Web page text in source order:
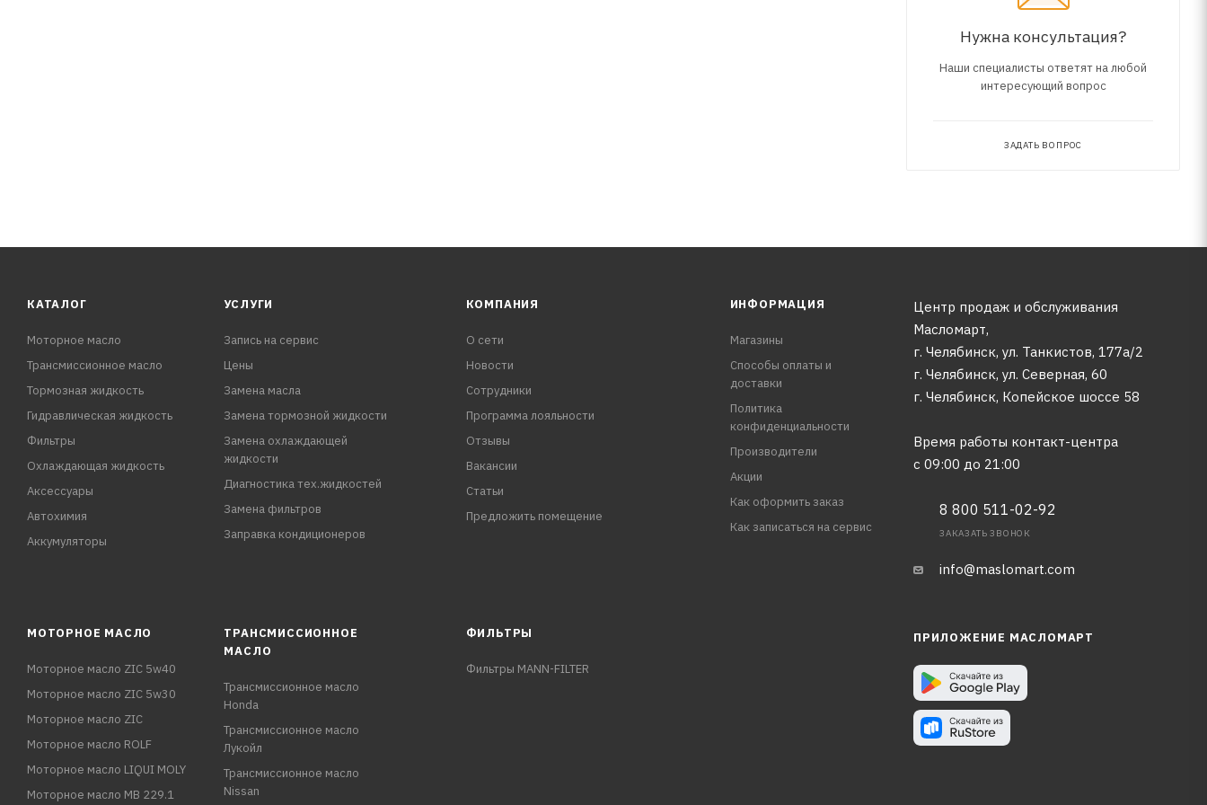
Нужна консультация?
Наши специалисты ответят на любой
интересующий вопрос
ЗАДАТЬ ВОПРОС
КАТАЛОГ
Моторное масло
Трансмиссионное масло
Тормозная жидкость
Гидравлическая жидкость
Фильтры
Охлаждающая жидкость
Аксессуары
Автохимия
Аккумуляторы
УСЛУГИ
Запись на сервис
Цены
Замена масла
Замена тормозной жидкости
Замена охлаждающей
жидкости
Диагностика тех.жидкостей
Замена фильтров
Заправка кондиционеров
КОМПАНИЯ
О сети
Новости
Сотрудники
Программа лояльности
Отзывы
Вакансии
Статьи
Предложить помещение
ИНФОРМАЦИЯ
Магазины
Способы оплаты и
доставки
Политика
конфиденциальности
Производители
Акции
Как оформить заказ
Как записаться на сервис
Центр продаж и обслуживания
Масломарт,
г. Челябинск, ул. Танкистов, 177а/2
г. Челябинск, ул. Северная, 60
г. Челябинск, Копейское шоссе 58
Время работы контакт-центра
с 09:00 до 21:00
8 800 511-02-92
ЗАКАЗАТЬ ЗВОНОК
info@maslomart.com
МОТОРНОЕ МАСЛО
Моторное масло ZIC 5w40
Моторное масло ZIC 5w30
Моторное масло ZIC
Моторное масло ROLF
Моторное масло LIQUI MOLY
Моторное масло MB 229.1
ТРАНСМИССИОННОЕ
МАСЛО
Трансмиссионное масло
Honda
Трансмиссионное масло
Лукойл
Трансмиссионное масло
Nissan
ФИЛЬТРЫ
Фильтры MANN-FILTER
ПРИЛОЖЕНИЕ МАСЛОМАРТ